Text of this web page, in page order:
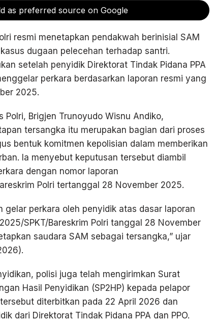
as preferred source on Google
resmi menetapkan pendakwah berinisial SAM
dugaan pelecehan terhadap santri.
setelah penyidik Direktorat Tindak Pidana PPA
perkara berdasarkan laporan resmi yang
2025.
Polri, Brigjen Trunoyudo Wisnu Andiko,
tersangka itu merupakan bagian dari proses
bentuk komitmen kepolisian dalam memberikan
Ia menyebut keputusan tersebut diambil
dengan nomor laporan
Polri tertanggal 28 November 2025.
gelar perkara oleh penyidik atas dasar laporan
SPKT/Bareskrim Polri tanggal 28 November
saudara SAM sebagai tersangka,” ujar
polisi juga telah mengirimkan Surat
Hasil Penyidikan (SP2HP) kepada pelapor
diterbitkan pada 22 April 2026 dan
dari Direktorat Tindak Pidana PPA dan PPO.